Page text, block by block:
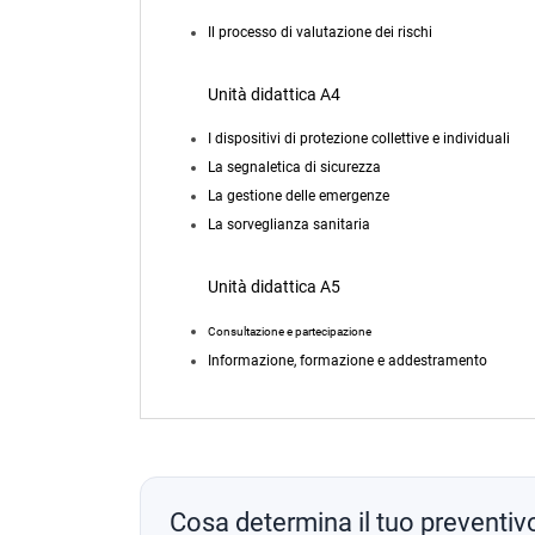
Il processo di valutazione dei rischi
Unità didattica A4
I dispositivi di protezione collettive e individuali
La segnaletica di sicurezza
La gestione delle emergenze
La sorveglianza sanitaria
Unità didattica A5
Consultazione e partecipazione
Informazione, formazione e addestramento
Cosa determina il tuo